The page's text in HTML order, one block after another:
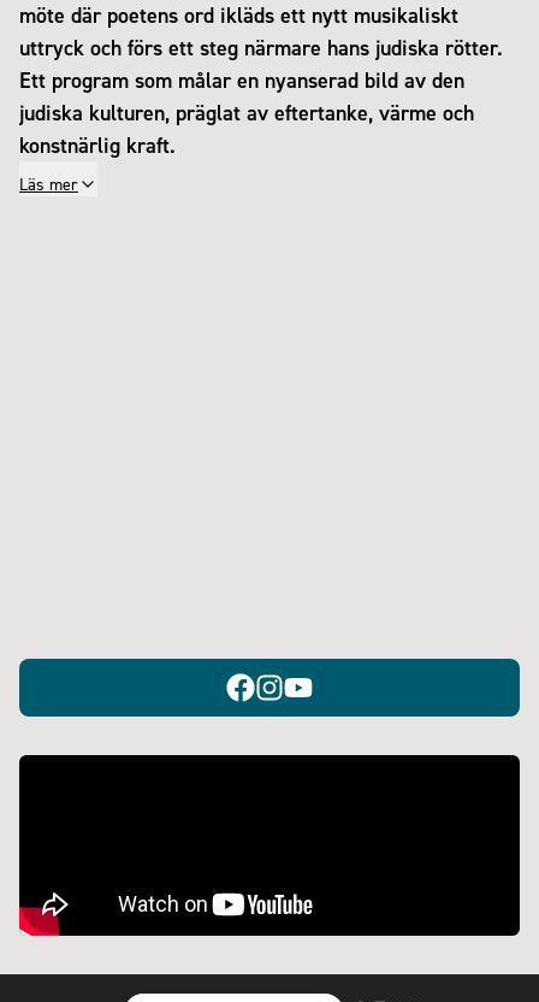
möte där poetens ord ikläds ett nytt musikaliskt
uttryck och förs ett steg närmare hans judiska rötter.
Ett program som målar en nyanserad bild av den
judiska kulturen, präglat av eftertanke, värme och
konstnärlig kraft.
Läs mer